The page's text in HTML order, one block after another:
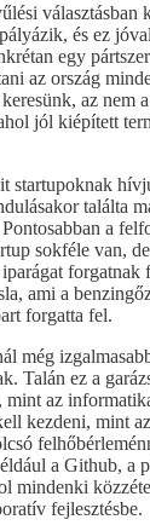
és ez
egy
az ország
az nem
jól kiépített
startupoknak
találta
a
sokféle van,
forgatnak
ami a
forgatta fel.
még
Talán ez a
az
kezdeni, mint
a Github, a
mindenki
fejlesztésbe.